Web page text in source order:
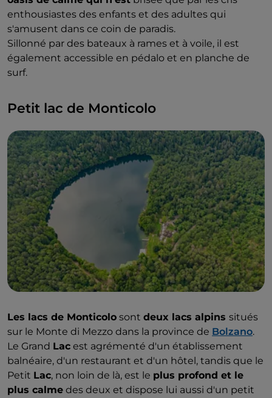
enthousiastes des enfants et des adultes qui
s'amusent dans ce coin de paradis.
Sillonné par des bateaux à rames et à voile, il est
également accessible en pédalo et en planche de
surf.
Petit lac de Monticolo
Les lacs de Monticolo sont deux lacs alpins situés
sur le Monte di Mezzo dans la province de Bolzano.
Le Grand Lac est agrémenté d'un établissement
balnéaire, d'un restaurant et d'un hôtel, tandis que le
Petit Lac, non loin de là, est le plus profond et le
plus calme des deux et dispose lui aussi d'un petit